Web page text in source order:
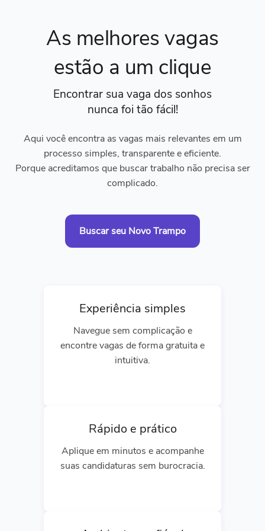
As melhores vagas
estão a um clique
Encontrar sua vaga dos sonhos
nunca foi tão fácil!
Aqui você encontra as vagas mais relevantes em um
processo simples, transparente e eficiente.
Porque acreditamos que buscar trabalho não precisa ser
complicado.
Buscar seu Novo Trampo
Experiência simples
Navegue sem complicação e
encontre vagas de forma gratuita e
intuitiva.
Rápido e prático
Aplique em minutos e acompanhe
suas candidaturas sem burocracia.